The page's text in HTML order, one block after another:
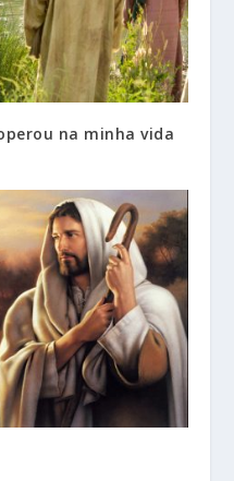
na minha vida